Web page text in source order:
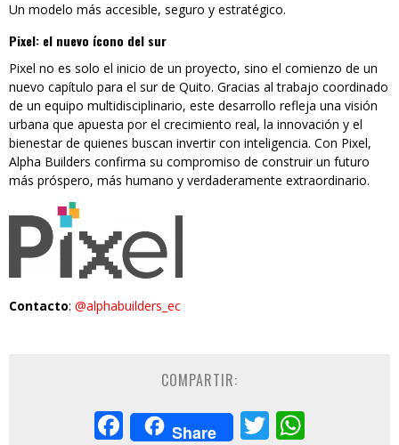
Un modelo más accesible, seguro y estratégico.
Pixel: el nuevo ícono del sur
Pixel no es solo el inicio de un proyecto, sino el comienzo de un
nuevo capítulo para el sur de Quito. Gracias al trabajo coordinado
de un equipo multidisciplinario, este desarrollo refleja una visión
urbana que apuesta por el crecimiento real, la innovación y el
bienestar de quienes buscan invertir con inteligencia. Con Pixel,
Alpha Builders confirma su compromiso de construir un futuro
más próspero, más humano y verdaderamente extraordinario.
Contacto: @alphabuilders_ec
COMPARTIR:
Facebook
Share Twitter